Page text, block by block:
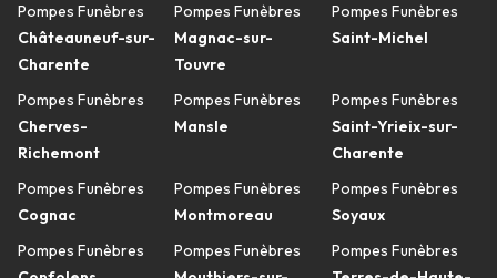
Pompes Funèbres
Châteauneuf-sur-
Charente
Pompes Funèbres
Cherves-
Richemont
Pompes Funèbres
Cognac
Pompes Funèbres
Pompes Funèbres
Magnac-sur-
Touvre
Pompes Funèbres
Mansle
Pompes Funèbres
Montmoreau
Pompes Funèbres
Pompes Funèbres
Saint-Michel
Pompes Funèbres
Saint-Yrieix-sur-
Charente
Pompes Funèbres
Soyaux
Pompes Funèbres